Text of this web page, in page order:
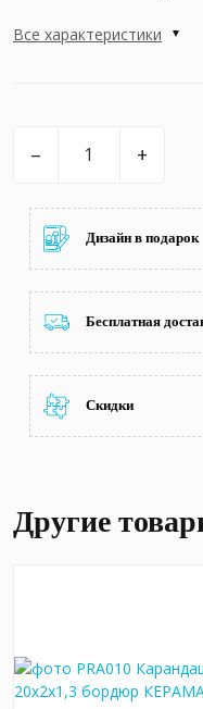
Все характеристики
– +
Дизайн в подарок
Бесплатная
Скидки
Другие